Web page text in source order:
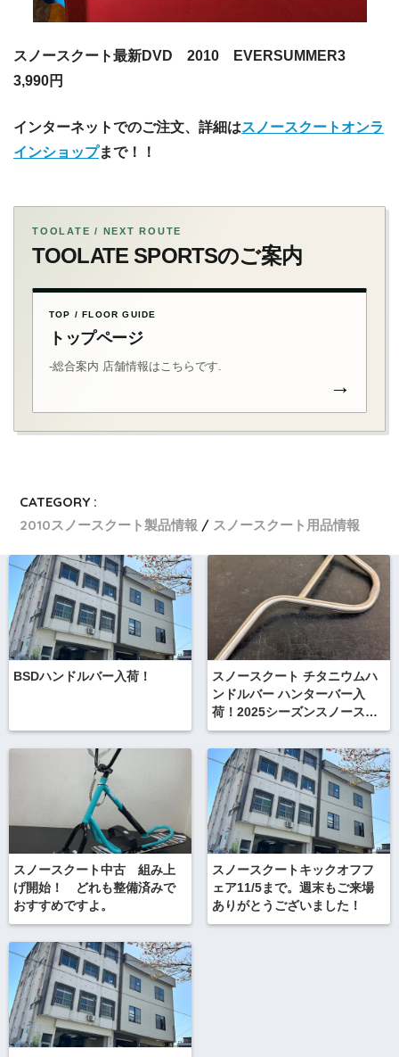
スノースクート最新DVD 2010 EVERSUMMER3
3,990円
インターネットでのご注文、詳細はスノースクートオンラ
インショップまで！！
TOOLATE / NEXT ROUTE
TOOLATE SPORTSのご案内
TOP / FLOOR GUIDE
トップページ
-総合案内 店舗情報はこちらです.
→
CATEGORY :
2010スノースクート製品情報
スノースクート用品情報
BSDハンドルバー入荷！
スノースクート チタニウムハ
ンドルバー ハンターバー入
荷！2025シーズンスノースク
ートニューギア
スノースクート中古 組み上
げ開始！ どれも整備済みで
おすすめですよ。
スノースクートキックオフフ
ェア11/5まで。週末もご来場
ありがとうございました！